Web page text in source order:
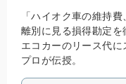
「ハイオク車の維持
離別に見る損得勘定
エコカーのリース代
プロが伝授。